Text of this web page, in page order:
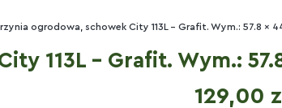
ogrodowa, schowek City 113L - Grafit. Wym.: 57.8 x
113L - Grafit. Wym.:
Cena
129,00